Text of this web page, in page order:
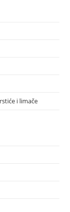
i limače